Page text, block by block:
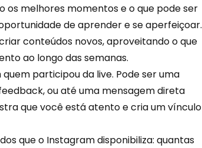
os melhores momentos e o que pode ser
de aprender e se aperfeiçoar.
conteúdos novos, aproveitando o que
ao longo das semanas.
participou da live. Pode ser uma
ou até uma mensagem direta
que você está atento e cria um vínculo
que o Instagram disponibiliza: quantas